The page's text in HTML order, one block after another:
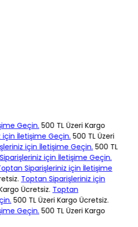
Geçin.500 TL Üzeri Kargo
İletişime Geçin.500 TL Üzeri
için İletişime Geçin.500 TL
için İletişime Geçin.
Siparişleriniz için İletişime
Toptan Siparişleriniz için
Ücretsiz.Toptan
500 TL Üzeri Kargo Ücretsiz.
Geçin.500 TL Üzeri Kargo